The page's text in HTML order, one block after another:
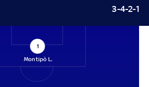
3-4-2-1
1
Montipò L.